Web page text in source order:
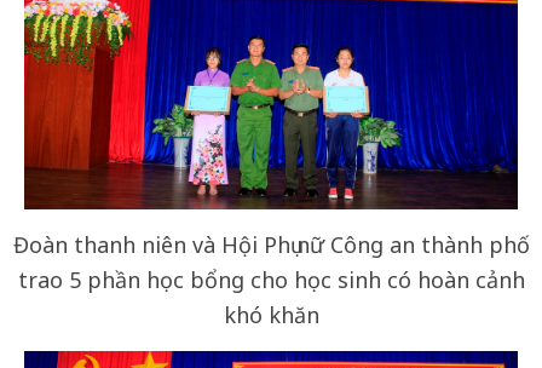
Đoàn thanh niên và Hội Phụ nữ Công an thành phố
trao 5 phần học bổng cho học sinh có hoàn cảnh
khó khăn